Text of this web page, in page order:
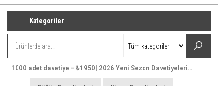
Kategoriler
1000 adet davetiye – ₺1950| 2026 Yeni Sezon Davetiyeleri…